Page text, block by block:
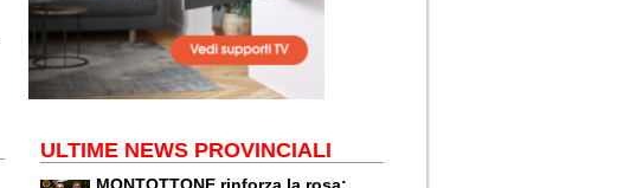
ULTIME NEWS PROVINCIALI